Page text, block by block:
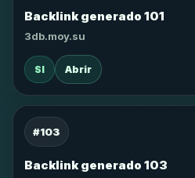
Backlink generado 101
3db.moy.su
SI Abrir
#103
Backlink generado 103